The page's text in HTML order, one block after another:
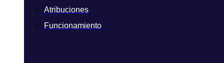
Atribuciones
Funcionamiento